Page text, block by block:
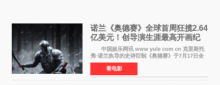
诺兰《奥德赛》全球首周狂揽2.64
亿美元！创导演生涯最高开画纪
中国娱乐网讯 www yule com cn 克里斯托
弗·诺兰执导的史诗巨制《奥德赛》于7月17日全
球上映，首周末票房表现远超预期——北美首周
三天粗报1 245亿美元（开画3919馆），全球首周
2 641亿美元
看电影